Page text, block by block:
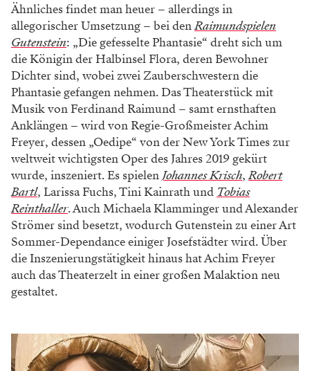
Ähnliches findet man heuer – allerdings in
allegorischer Umsetzung – bei denRaimundspielen
Gutenstein: „Die gefesselte Phantasie“ dreht sich um
die Königin der Halbinsel Flora, deren Bewohner
Dichter sind, wobei zwei Zauberschwestern die
Phantasie gefangen nehmen. Das Theaterstück mit
Musik von Ferdinand Raimund – samt ernsthaften
Anklängen – wird von Regie-Großmeister Achim
Freyer, dessen „Oedipe“ von der New York Times zur
weltweit wichtigsten Oper des Jahres 2019 gekürt
wurde, inszeniert. Es spielenJohannes Krisch,Robert
Bartl, Larissa Fuchs, Tini Kainrath und Tobias
Reinthaller. Auch Michaela Klamminger und Alexander
Strömer sind besetzt, wodurch Gutenstein zu einer Art
Sommer-Dependance einiger Josefstädter wird. Über
die Inszenierungstätigkeit hinaus hat Achim Freyer
auch das Theaterzelt in einer großen Malaktion neu
gestaltet.